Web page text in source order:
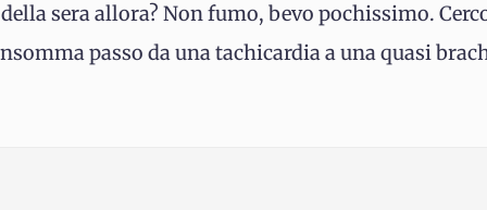
sera allora? Non fumo, bevo pochissimo.
passo da una tachicardia a una quasi